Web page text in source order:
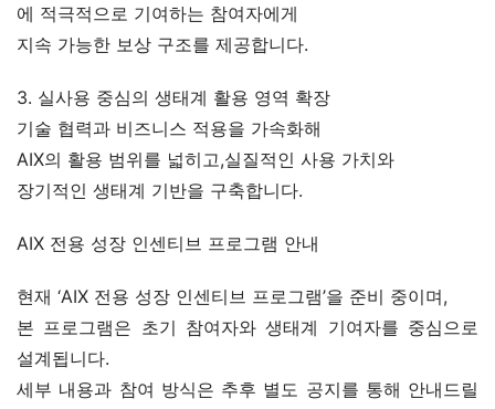
에 적극적으로 기여하는 참여자에게
지속 가능한 보상 구조를 제공합니다.
3. 실사용 중심의 생태계 활용 영역 확장
기술 협력과 비즈니스 적용을 가속화해
AIX의 활용 범위를 넓히고,실질적인 사용 가치와
장기적인 생태계 기반을 구축합니다.
AIX 전용 성장 인센티브 프로그램 안내
현재 ‘AIX 전용 성장 인센티브 프로그램’을 준비 중이며,
본 프로그램은 초기 참여자와 생태계 기여자를 중심으로
설계됩니다.
세부 내용과 참여 방식은 추후 별도 공지를 통해 안내드릴